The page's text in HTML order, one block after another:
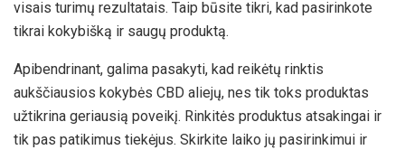
visais turimų rezultatais. Taip būsite tikri, kad pasirinkote
tikrai kokybišką ir saugų produktą.
Apibendrinant, galima pasakyti, kad reikėtų rinktis
aukščiausios kokybės CBD aliejų, nes tik toks produktas
užtikrina geriausią poveikį. Rinkitės produktus atsakingai ir
tik pas patikimus tiekėjus. Skirkite laiko jų pasirinkimui ir